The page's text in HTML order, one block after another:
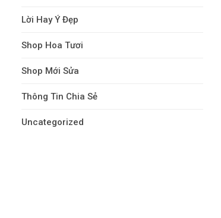
Lời Hay Ý Đẹp
Shop Hoa Tươi
Shop Mới Sửa
Thông Tin Chia Sẻ
Uncategorized